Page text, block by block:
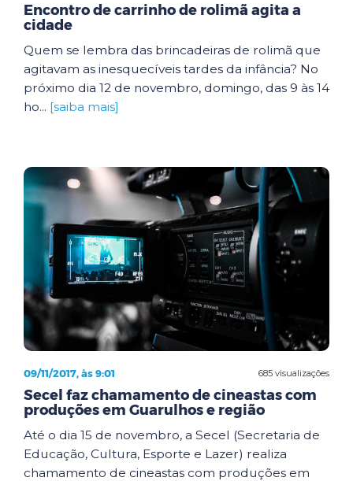
Encontro de carrinho de rolimã agita a
cidade
Quem se lembra das brincadeiras de rolimã que
agitavam as inesquecíveis tardes da infância? No
próximo dia 12 de novembro, domingo, das 9 às 14
ho... [saiba mais]
685 visualizações
09/11/2017, às 9:01
Secel faz chamamento de cineastas com
produções em Guarulhos e região
Até o dia 15 de novembro, a Secel (Secretaria de
Educação, Cultura, Esporte e Lazer) realiza
chamamento de cineastas com produções em